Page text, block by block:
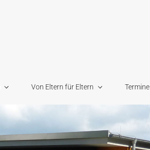
Von Eltern für Eltern Termine